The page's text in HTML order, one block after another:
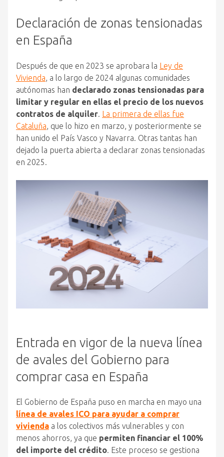
Declaración de zonas tensionadas
en España
Después de que en 2023 se aprobara la Ley de
Vivienda, a lo largo de 2024 algunas comunidades
autónomas han declarado zonas tensionadas para
limitar y regular en ellas el precio de los nuevos
contratos de alquiler. La primera de ellas fue
Cataluña, que lo hizo en marzo, y posteriormente se
han unido el País Vasco y Navarra. Otras tantas han
dejado la puerta abierta a declarar zonas tensionadas
en 2025.
Entrada en vigor de la nueva línea
de avales del Gobierno para
comprar casa en España
El Gobierno de España puso en marcha en mayo una
línea de avales ICO para ayudar a comprar
vivienda a los colectivos más vulnerables y con
menos ahorros, ya que permiten financiar el 100%
del importe del crédito. Este proceso se gestiona